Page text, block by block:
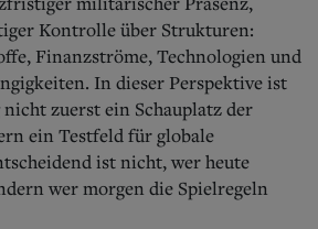
Kontrolle über Strukturen:
Finanzströme, Technologien und
In dieser Perspektive ist
zuerst ein Schauplatz der
ein Testfeld für globale
ist nicht, wer heute
wer morgen die Spielregeln